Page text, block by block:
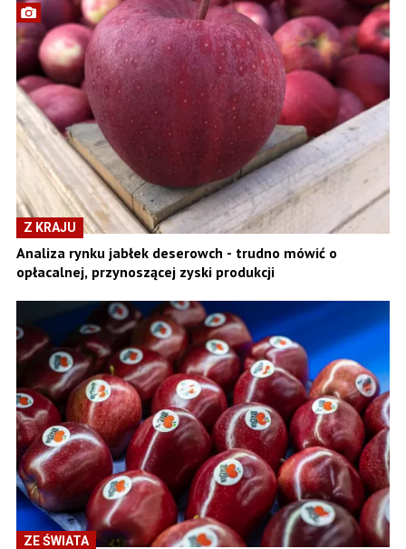
Z KRAJU
Analiza rynku jabłek deserowch - trudno mówić o
opłacalnej, przynoszącej zyski produkcji
ZE ŚWIATA